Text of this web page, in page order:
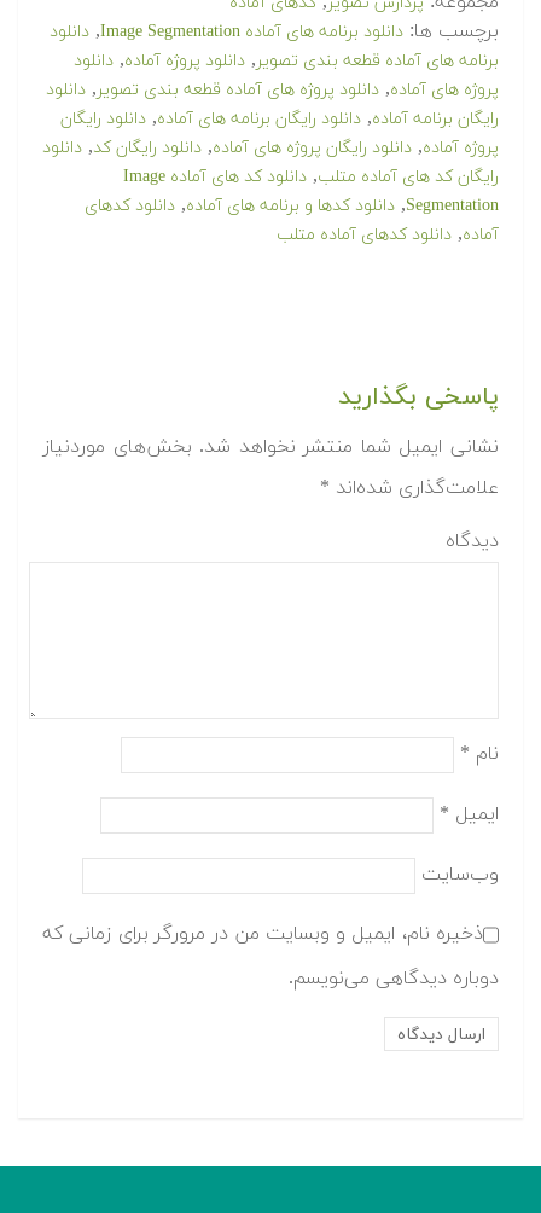
برچسب ها: دانلود برنامه های آماده Image Segmentation , دانلود
برنامه های آماده قطعه بندی تصویر, دانلود پروژه آماده, دانلود
پروژه های آماده, دانلود پروژه های آماده قطعه بندی تصویر, دانلود
رایگان برنامه آماده, دانلود رایگان برنامه های آماده, دانلود رایگان
پروژه آماده, دانلود رایگان پروژه های آماده, دانلود رایگان کد, دانلود
رایگان کد های آماده متلب,
دانلود کد های آماده Image
Segmentation
, دانلود کدها و برنامه های آماده, دانلود کدهای
آماده, دانلود کدهای آماده متلب
پاسخی بگذارید
نشانی ایمیل شما منتشر نخواهد شد. بخش‌های موردنیاز
علامت‌گذاری شده‌اند *
دیدگاه
نام *
ایمیل *
وب‌سایت
ذخیره نام، ایمیل و وبسایت من در مرورگر برای زمانی که
دوباره دیدگاهی می‌نویسم.